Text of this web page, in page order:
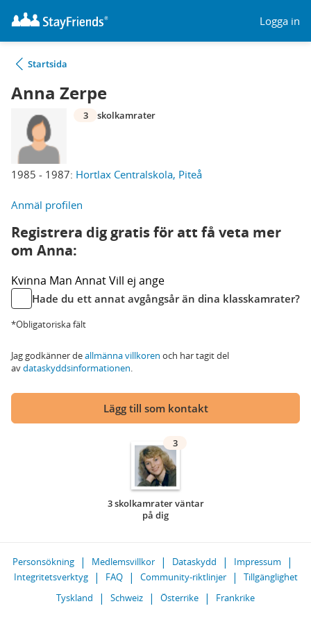
Logga in
Startsida
Anna Zerpe
1985 - 1987: Hortlax Centralskola, Piteå
3 skolkamrater
Anmäl profilen
Registrera dig gratis för att få veta mer
om Anna:
Kvinna Man AnnatVill ej ange
Hade du ett annat avgångsår än dina klasskamrater?
*Obligatoriska fält
Jag godkänner deallmänna villkoren och har tagit del
avdataskyddsinformationen.
Lägg till som kontakt
3
3 skolkamrater väntar
på dig
Personsökning Medlemsvillkor Dataskydd
Impressum
Integritetsverktyg
FAQ Community-riktlinjer
Tillgänglighet
Tyskland
Schweiz Österrike Frankrike